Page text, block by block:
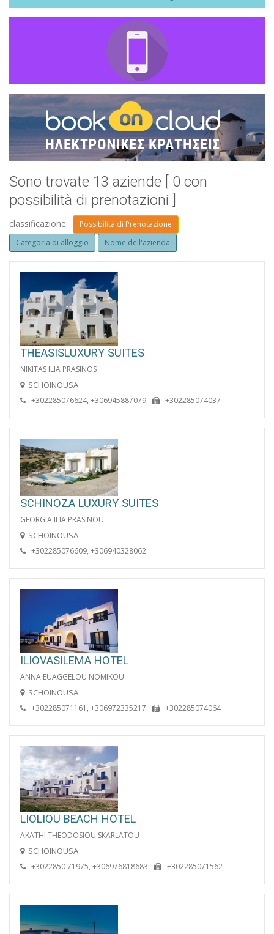
Sono trovate 13 aziende [ 0 con
possibilità di prenotazioni ]
classificazione:
Possibilità di Prenotazione
Categoria di alloggio
Nome dell'azienda
THEASISLUXURY SUITES
NIKITAS ILIA PRASINOS
SCHOINOUSA
+302285076624, +306945887079 +302285074037
SCHINOZA LUXURY SUITES
GEORGIA ILIA PRASINOU
SCHOINOUSA
+302285076609, +306940328062
ILIOVASILEMA HOTEL
ANNA EUAGGELOU NOMIKOU
SCHOINOUSA
+302285071161, +306972335217 +302285074064
LIOLIOU BEACH HOTEL
AKATHI THEODOSIOU SKARLATOU
SCHOINOUSA
+3022850 71975, +306976818683 +302285071562